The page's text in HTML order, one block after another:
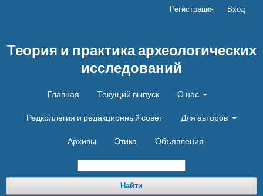
Теория и практика археологических
исследований
Главная Текущий выпуск О нас
Редколлегия и редакционный совет Для авторов
Архивы Этика Объявления
Найти
Регистрация Вход